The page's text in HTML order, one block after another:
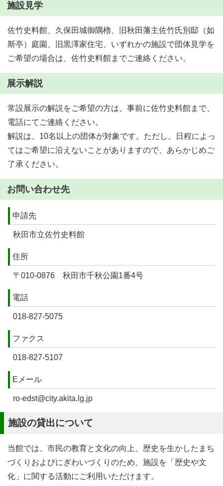
施設見学
佐竹史料館、久保田城御隅櫓、旧秋田藩主佐竹氏別邸（如
斯亭）庭園、旧黒澤家住宅、いずれかの施設で団体見学を
ご希望の場合は、佐竹史料館までご連絡ください。
展示解説
常設展示の解説をご希望の方は、事前に佐竹史料館まで、
電話にてご連絡ください。
解説は、10名以上の団体が対象です。ただし、日程によっ
てはご希望に沿えないことがありますので、あらかじめご
了承ください。
お問い合わせ先
申請先
秋田市立佐竹史料館
住所
〒010-0876 秋田市千秋公園1番4号
電話
018-827-5075
ファクス
018-827-5107
Eメール
ro-edst@city.akita.lg.jp
施設の貸出について
当館では、市民の教育と文化の向上、歴史を生かしたまち
づくりおよびにぎわいづくりのため、施設を「歴史や文
化」に関する活動にご利用いただけます。